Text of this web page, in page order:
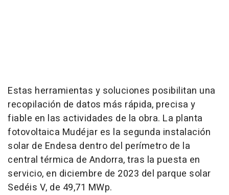
Estas herramientas y soluciones posibilitan una
recopilación de datos más rápida, precisa y
fiable en las actividades de la obra. La planta
fotovoltaica Mudéjar es la segunda instalación
solar de Endesa dentro del perímetro de la
central térmica de Andorra, tras la puesta en
servicio, en diciembre de 2023 del parque solar
Sedéis V, de 49,71 MWp.